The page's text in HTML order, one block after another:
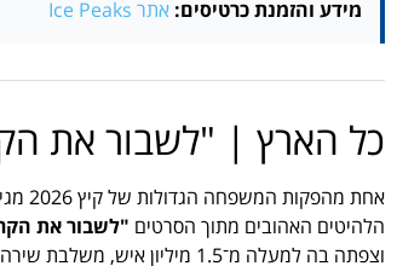
מידע והזמנת כרטיסים: אתר Ice Peaks
כל הארץ | "לשבור את
אחת מהפקות המשפחה הגדולות של קיץ 2026 מגיעה לישראל עם
הלהיטים האהובים מתוך הסרטים "לשבור את